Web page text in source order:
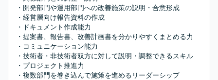
・開発部門や運用部門への改善施策の説明・合意形成
・経営層向け報告資料の作成
・ドキュメント作成能力
・提案書、報告書、改善計画書を分かりやすくまとめる力
・コミュニケーション能力
・技術者・非技術者双方に対して説明・調整できるスキル
・プロジェクト推進力
・複数部門を巻き込んで施策を進めるリーダーシップ